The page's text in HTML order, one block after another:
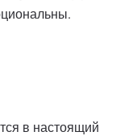
в настоящий